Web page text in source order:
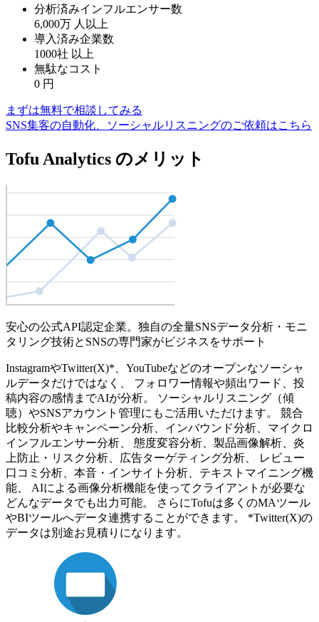
分析済みインフルエンサー数
6,000万 人以上
導入済み企業数
1000社 以上
無駄なコスト
0 円
まずは無料で相談してみる
SNS集客の自動化、ソーシャルリスニングのご依頼はこちら
Tofu Analytics のメリット
安心の公式API認定企業。独自の全量SNSデータ分析・モニ
タリング技術とSNSの専門家がビジネスをサポート
InstagramやTwitter(X)*、YouTubeなどのオープンなソーシャ
ルデータだけではなく、 フォロワー情報や頻出ワード、投
稿内容の感情までAIが分析。 ソーシャルリスニング（傾
聴）やSNSアカウント管理にもご活用いただけます。 競合
比較分析やキャンペーン分析、インバウンド分析、マイクロ
インフルエンサー分析、 態度変容分析、製品画像解析、炎
上防止・リスク分析、広告ターゲティング分析、 レビュー
口コミ分析、本音・インサイト分析、テキストマイニング機
能、 AIによる画像分析機能を使ってクライアントが必要な
どんなデータでも出力可能。 さらにTofuは多くのMAツール
やBIツールへデータ連携することができます。 *Twitter(X)の
データは別途お見積りになります。